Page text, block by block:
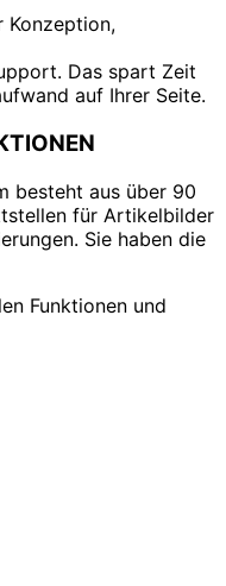
Konzeption,
Das spart Zeit
auf Ihrer Seite.
besteht aus über 90
für Artikelbilder
Sie haben die